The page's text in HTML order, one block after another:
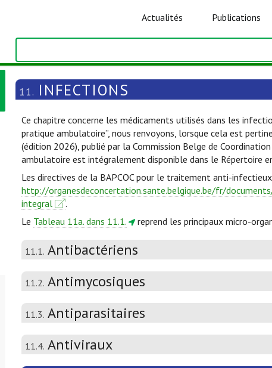
Actualités Publications
11. INFECTIONS
Ce chapitre concerne les médicaments utilisés dans les
pratique ambulatoire”, nous renvoyons, lorsque cela est
(édition 2026), publié par la Commission Belge de
ambulatoire est intégralement disponible dans le Répertoire
Les directives de la BAPCOC pour le traitement anti-
http://organesdeconcertation.sante.belgique.be/fr/
integral
.
Le Tableau 11a. dans 11.1. reprend les principaux micro-
11.1. Antibactériens
11.2. Antimycosiques
11.3. Antiparasitaires
11.4. Antiviraux